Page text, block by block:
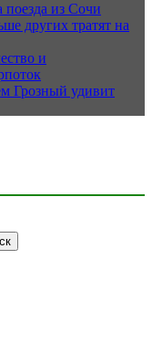
поезда из Сочи
других тратят на
и
Грозный удивит